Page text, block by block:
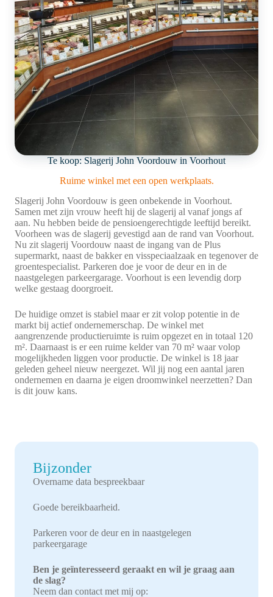
Te koop: Slagerij John Voordouw in Voorhout
Ruime winkel met een open werkplaats.
Slagerij John Voordouw is geen onbekende in Voorhout.
Samen met zijn vrouw heeft hij de slagerij al vanaf jongs af
aan. Nu hebben beide de pensioengerechtigde leeftijd bereikt.
Voorheen was de slagerij gevestigd aan de rand van Voorhout.
Nu zit slagerij Voordouw naast de ingang van de Plus
supermarkt, naast de bakker en visspeciaalzaak en tegenover de
groentespecialist. Parkeren doe je voor de deur en in de
naastgelegen parkeergarage. Voorhout is een levendig dorp
welke gestaag doorgroeit.
De huidige omzet is stabiel maar er zit volop potentie in de
markt bij actief ondernemerschap. De winkel met
aangrenzende productieruimte is ruim opgezet en in totaal 120
m². Daarnaast is er een ruime kelder van 70 m² waar volop
mogelijkheden liggen voor productie. De winkel is 18 jaar
geleden geheel nieuw neergezet. Wil jij nog een aantal jaren
ondernemen en daarna je eigen droomwinkel neerzetten? Dan
is dit jouw kans.
Bijzonder
Overname data bespreekbaar
Goede bereikbaarheid.
Parkeren voor de deur en in naastgelegen
parkeergarage
Ben je geïnteresseerd geraakt en wil je graag aan
de slag?
Neem dan contact met mij op: